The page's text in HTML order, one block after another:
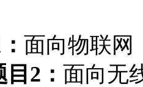
面向物联网
目2： 面向无